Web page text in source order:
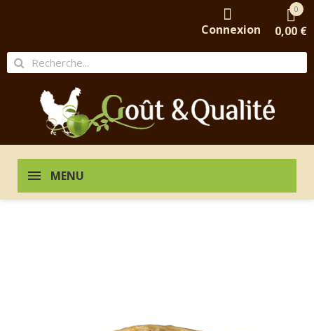
Connexion
0
0,00 €
MENU